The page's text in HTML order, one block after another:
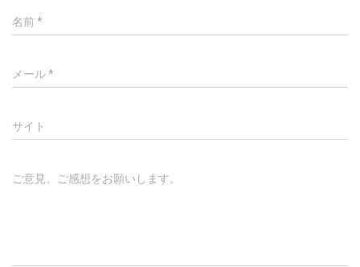
名前*
メール*
サイト
ご意見、ご感想をお願いします。